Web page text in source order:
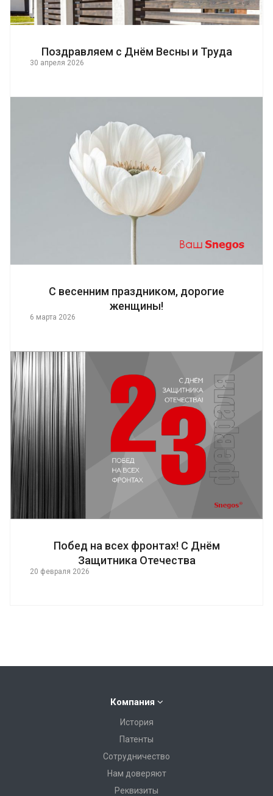
Поздравляем с Днём Весны и Труда
30 апреля 2026
С весенним праздником, дорогие
женщины!
6 марта 2026
Побед на всех фронтах! С Днём
Защитника Отечества
20 февраля 2026
Компания
История
Патенты
Сотрудничество
Нам доверяют
Реквизиты